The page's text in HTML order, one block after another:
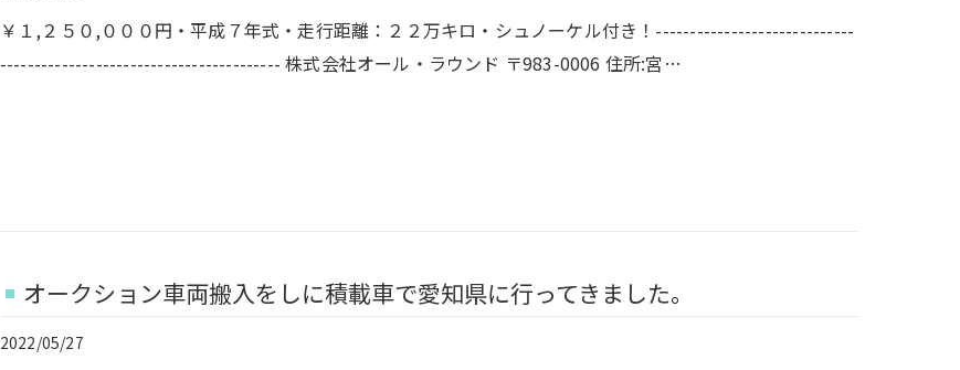
￥１,２５０,０００円・平成７年式・走行距離：２２万キロ・シュノーケル付き！-----------------------------
----------------------------------------- 株式会社オール・ラウンド 〒983-0006 住所:宮…
オークション車両搬入をしに積載車で愛知県に行ってきました。
2022/05/27